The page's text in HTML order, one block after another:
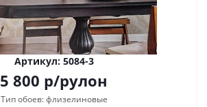
Артикул: 5084-3
5 800 р/рулон
Тип обоев: флизелиновые